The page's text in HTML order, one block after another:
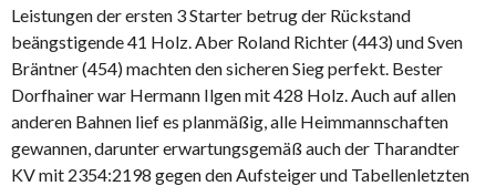
Leistungen der ersten 3 Starter betrug der Rückstand
beängstigende 41 Holz. Aber Roland Richter (443) und Sven
Bräntner (454) machten den sicheren Sieg perfekt. Bester
Dorfhainer war Hermann Ilgen mit 428 Holz. Auch auf allen
anderen Bahnen lief es planmäßig, alle Heimmannschaften
gewannen, darunter erwartungsgemäß auch der Tharandter
KV mit 2354:2198 gegen den Aufsteiger und Tabellenletzten